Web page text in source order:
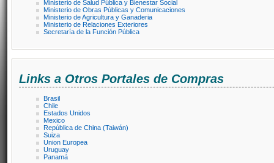
Ministerio de Salud Pública y Bienestar Social
Ministerio de Obras Públicas y Comunicaciones
Ministerio de Agricultura y Ganaderia
Ministerio de Relaciones Exteriores
Secretaría de la Función Pública
Links a Otros Portales de Compras
Brasil
Chile
Estados Unidos
Mexico
República de China (Taiwán)
Suiza
Union Europea
Uruguay
Panamá